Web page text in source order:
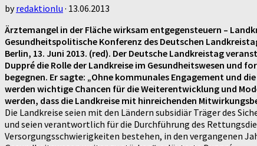
byredaktionlu · 13.06.2013
Ärztemangel in der Fläche wirksam entgegensteuern –
Gesundheitspolitische Konferenz des Deutschen
Berlin, 13. Juni 2013. (red). Der Deutsche Landkreistag
Duppré die Rolle der Landkreise im Gesundheitswesen und
begegnen. Er sagte: „Ohne kommunales Engagement und
werden wichtige Chancen für die Weiterentwicklung und
werden, dass die Landkreise mit hinreichenden
Die Landkreise seien mit den Ländern subsidiär Träger des
und seien verantwortlich für die Durchführung des
Versorgungsschwierigkeiten bestehen, in den vergangenen